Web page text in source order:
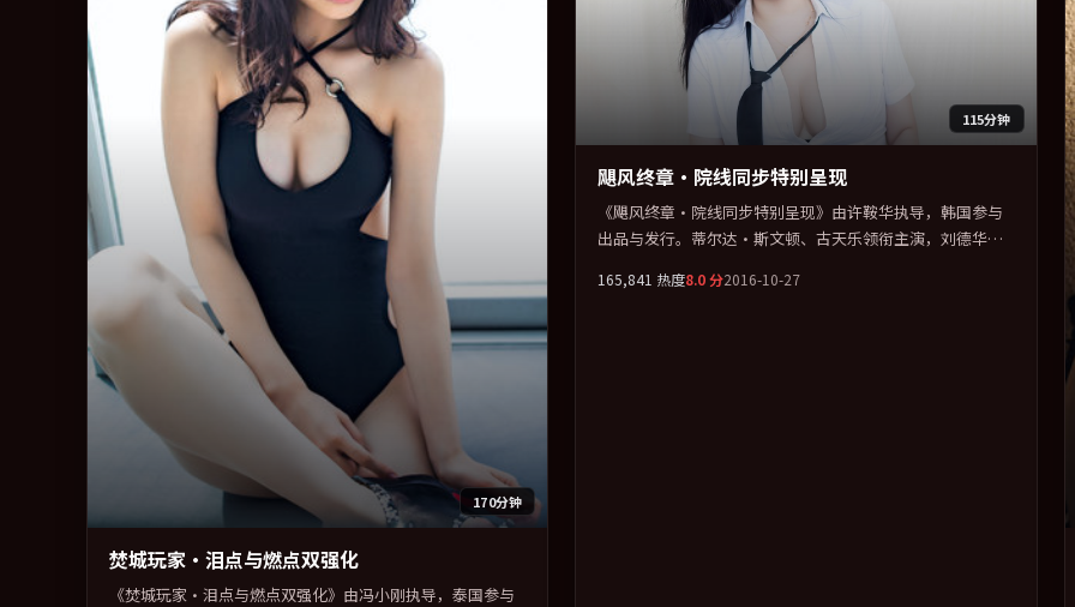
170分钟
焚城玩家·泪点与燃点双强化
《焚城玩家·泪点与燃点双强化》由冯小刚执导，泰国参与
115分钟
飓风终章·院线同步特别呈现
《飓风终章·院线同步特别呈现》由许鞍华执导，韩国参与
出品与发行。蒂尔达·斯文顿、古天乐领衔主演，刘德华、
以「动作」类型为骨架，在叙事、表演与视听上力求统一。
165,841 热度8.0分2016-10-27